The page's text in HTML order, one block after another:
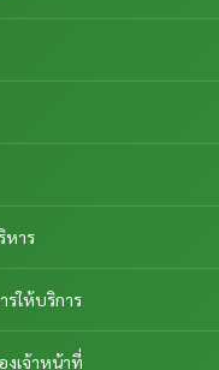
หาร
รให้บริการ
เจ้าหน้าที่